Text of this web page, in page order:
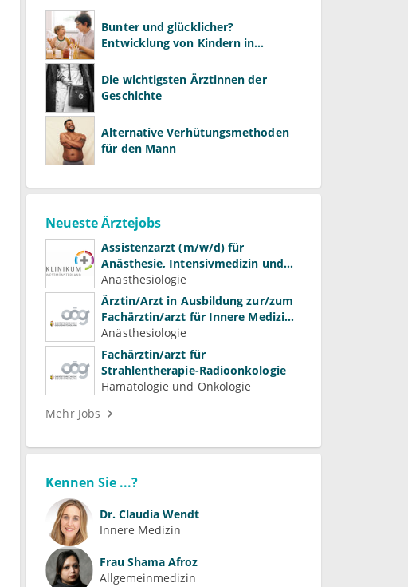
Bunter und glücklicher?
Entwicklung von Kindern in
Die wichtigsten Ärztinnen der
Geschichte
Alternative Verhütungsmethoden
für den Mann
Neueste Ärztejobs
Assistenzarzt (m/w/d) für
Anästhesie, Intensivmedizin und
Schmerztherapie
Anästhesiologie
Ärztin/Arzt in Ausbildung zur/zum
Fachärztin/arzt für Innere Medizin
(Kardiologie, Nephrologie,
Intensivmedizin)
Anästhesiologie
Fachärztin/arzt für
Strahlentherapie-Radioonkologie
Hämatologie und Onkologie
Mehr Jobs
Kennen Sie ...?
Dr. Claudia Wendt
Innere Medizin
Frau Shama Afroz
Allgemeinmedizin